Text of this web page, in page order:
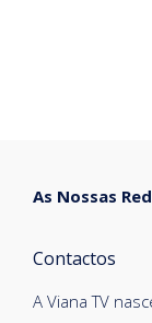
A Viana TV
Contactos
As Nossas